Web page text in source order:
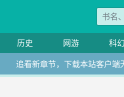
历史 网游 科幻
追看新章节，下载本站客户端